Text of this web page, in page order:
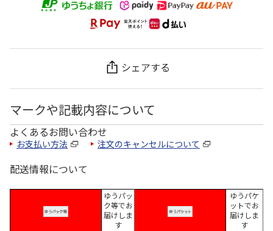
シェアする
マークや記載内容について
よくあるお問い合わせ
お支払い方法 注文のキャンセルについて
配送情報について
ゆうパッ
ク等でお
届けしま
す
ゆうパケ
ットでお
届けしま
す